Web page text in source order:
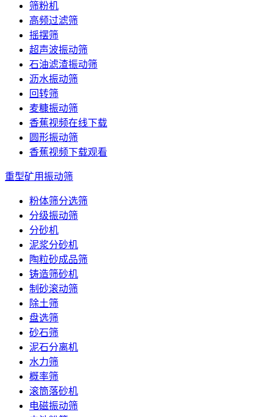
筛粉机
高频过滤筛
摇摆筛
超声波振动筛
石油滤渣振动筛
沥水振动筛
回转筛
麦糠振动筛
香蕉视频在线下载
圆形振动筛
香蕉视频下载观看
重型矿用振动筛
粉体筛分选筛
分级振动筛
分砂机
泥浆分砂机
陶粒砂成品筛
铸造筛砂机
制砂滚动筛
除土筛
盘选筛
砂石筛
泥石分离机
水力筛
概率筛
滚筒落砂机
电磁振动筛